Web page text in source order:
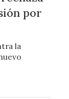
por
la